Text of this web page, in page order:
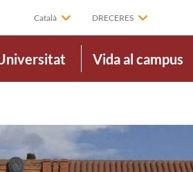
Català DRECERES
Vida al campus